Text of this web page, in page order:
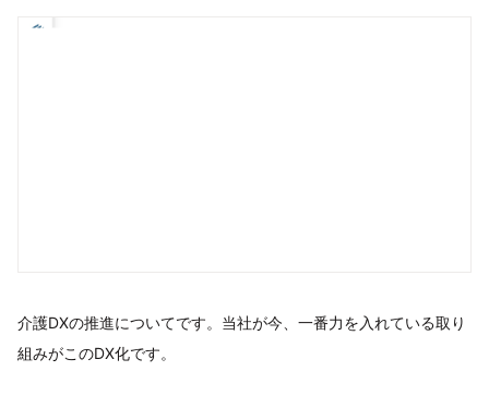
介護DXの推進についてです。当社が今、一番力を入れている取り
組みがこのDX化です。